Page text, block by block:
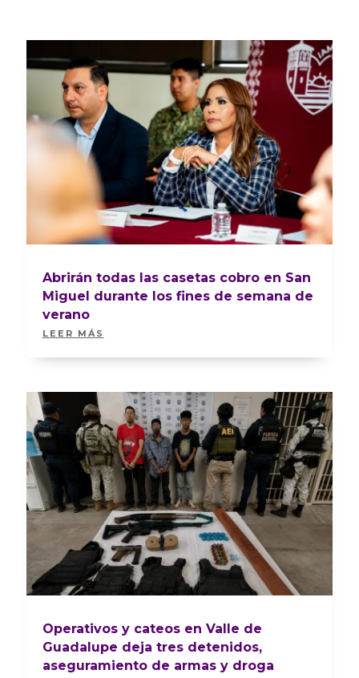
Abrirán todas las casetas cobro en San
Miguel durante los fines de semana de
verano
LEER MÁS
Operativos y cateos en Valle de
Guadalupe deja tres detenidos,
aseguramiento de armas y droga